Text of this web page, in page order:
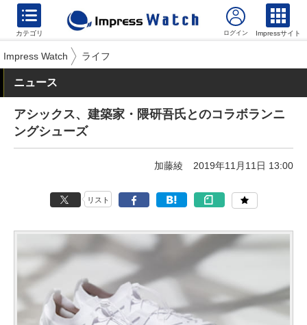
カテゴリ Impressサイト
Impress Watch ライフ
ニュース
アシックス、建築家・隈研吾氏とのコラボランニ
ングシューズ
加藤綾 2019年11月11日 13:00
リスト